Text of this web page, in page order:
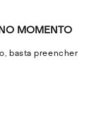
MOMENTO
basta preencher